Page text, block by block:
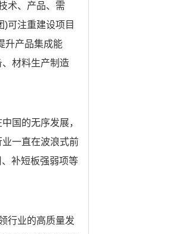
术、产品、需
)可注重建设项目
升产品集成能
材料生产制造
国的无序发展，
一直在波浪式前
补短板强弱项等
行业的高质量发